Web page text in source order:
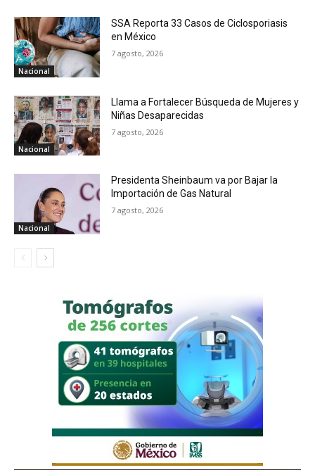
Nacional
SSA Reporta 33 Casos de Ciclosporiasis
en México
7 agosto, 2026
Nacional
Llama a Fortalecer Búsqueda de Mujeres y
Niñas Desaparecidas
7 agosto, 2026
Nacional
Presidenta Sheinbaum va por Bajar la
Importación de Gas Natural
7 agosto, 2026